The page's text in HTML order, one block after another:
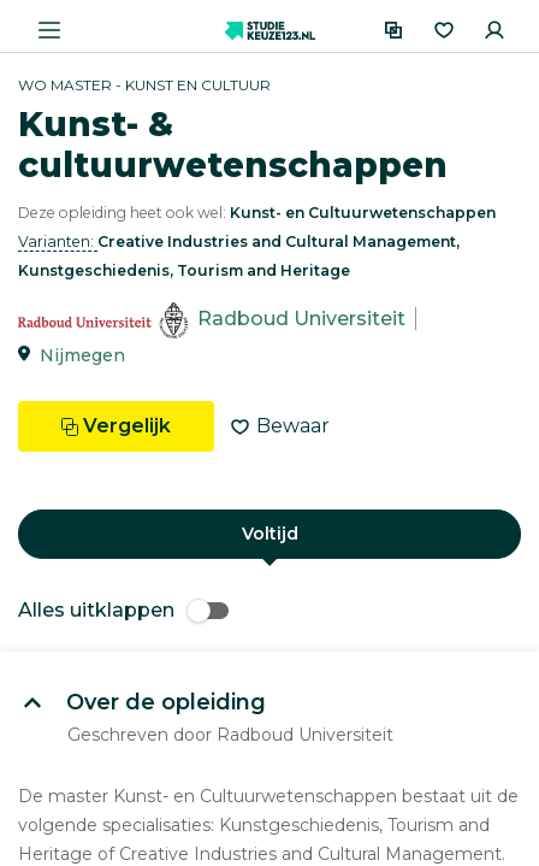
WO MASTER - KUNST EN CULTUUR
Kunst- &
cultuurwetenschappen
Deze opleiding heet ook wel: Kunst- en Cultuurwetenschappen
Varianten: Creative Industries and Cultural Management,
Kunstgeschiedenis, Tourism and Heritage
Radboud Universiteit
Nijmegen
Vergelijk Bewaar
Voltijd
Alles uitklappen
Over de opleiding
Geschreven door Radboud Universiteit
De master Kunst- en Cultuurwetenschappen bestaat uit de
volgende specialisaties: Kunstgeschiedenis, Tourism and
Heritage of Creative Industries and Cultural Management.